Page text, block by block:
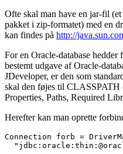
Ofte skal man have en jar-fil
pakket i zip-formatet) med en
kan findes på http://
For en Oracle-database hedder
bestemt udgave af Oracle-
JDeveloper, er den som
skal den føjes til CLASSPATH
Properties, Paths, Required
Herefter kan man oprette
Connection forb =